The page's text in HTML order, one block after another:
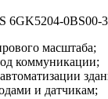
0BS00-
масштаба;
коммуникации;
и датчикам;